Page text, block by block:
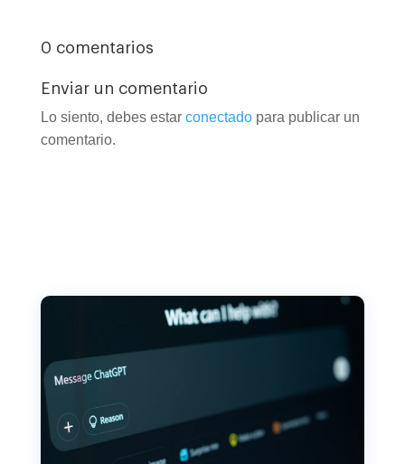
0 comentarios
Enviar un comentario
Lo siento, debes estar conectadopara publicar un
comentario.